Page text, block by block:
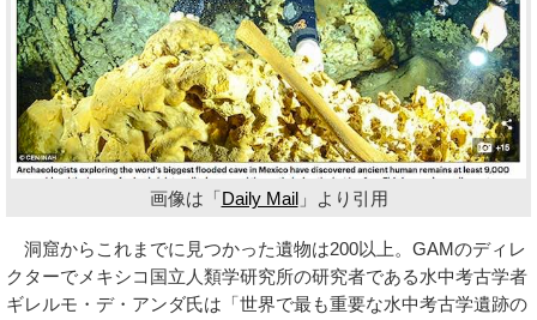
画像は「Daily Mail」より引用
洞窟からこれまでに見つかった遺物は200以上。GAMのディレ
クターでメキシコ国立人類学研究所の研究者である水中考古学者
ギレルモ・デ・アンダ氏は「世界で最も重要な水中考古学遺跡の